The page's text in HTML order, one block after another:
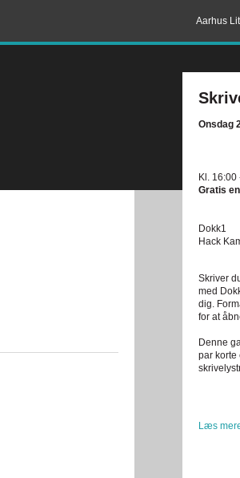
Aarhus
Onsdag
Kl. 16:00
Gratis
Dokk1
Hack
Skriver
med
dig.
for at
Denne
par korte
Læs